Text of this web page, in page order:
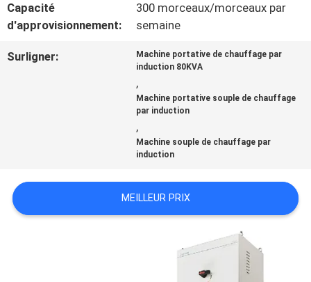
CONTACT
PLAN
Capacité
d'approvisionnement:
300 morceaux/morceaux par
semaine
Surligner:
Machine portative de chauffage par
induction 80KVA
,
Machine portative souple de chauffage
par induction
,
Machine souple de chauffage par
induction
MEILLEUR PRIX